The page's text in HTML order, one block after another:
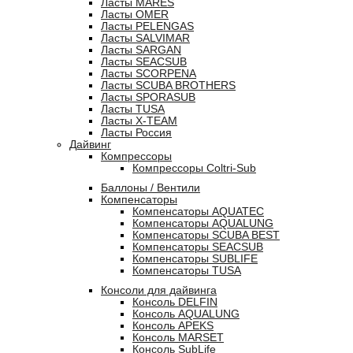
Ласты MARES
Ласты OMER
Ласты PELENGAS
Ласты SALVIMAR
Ласты SARGAN
Ласты SEACSUB
Ласты SCORPENA
Ласты SCUBA BROTHERS
Ласты SPORASUB
Ласты TUSA
Ласты X-TEAM
Ласты Россия
Дайвинг
Компрессоры
Компрессоры Coltri-Sub
Баллоны / Вентили
Компенсаторы
Компенсаторы AQUATEC
Компенсаторы AQUALUNG
Компенсаторы SCUBA BEST
Компенсаторы SEACSUB
Компенсаторы SUBLIFE
Компенсаторы TUSA
Консоли для дайвинга
Консоль DELFIN
Консоль AQUALUNG
Консоль APEKS
Консоль MARSET
Консоль SubLife